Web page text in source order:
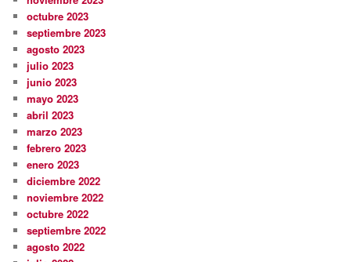
octubre 2023
septiembre 2023
agosto 2023
julio 2023
junio 2023
mayo 2023
abril 2023
marzo 2023
febrero 2023
enero 2023
diciembre 2022
noviembre 2022
octubre 2022
septiembre 2022
agosto 2022